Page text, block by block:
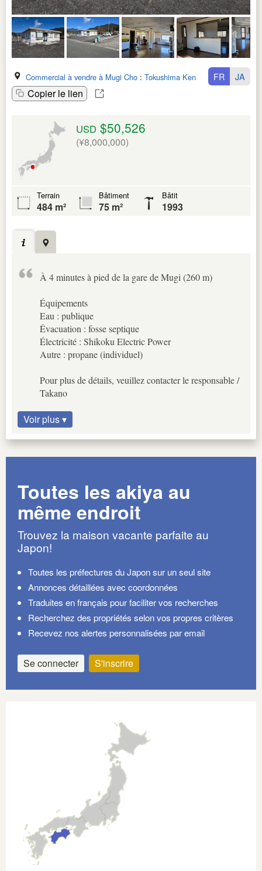
Commercial à vendre à Mugi Cho : Tokushima Ken
Copier le lien
FR JA
USD $50,526
(¥8,000,000)
Terrain
484 m²
Bâtiment
75 m²
Bâtit
1993
À 4 minutes à pied de la gare de Mugi (260 m)
Équipements
Eau : publique
Évacuation : fosse septique
Électricité : Shikoku Electric Power
Autre : propane (individuel)
Pour plus de détails, veuillez contacter le responsable /
Takano
Voir plus ▾
Toutes les akiya au
même endroit
Trouvez la maison vacante parfaite au
Japon!
Toutes les préfectures du Japon sur un seul site
Annonces détaillées avec coordonnées
Traduites en français pour faciliter vos recherches
Recherchez des propriétés selon vos propres critères
Recevez nos alertes personnalisées par email
Se connecter S'inscrire